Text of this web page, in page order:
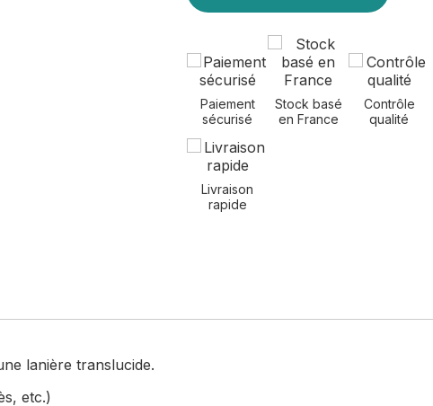
Paiement
sécurisé
Stock basé
en France
Contrôle
qualité
Livraison
rapide
lanière translucide.
etc.)